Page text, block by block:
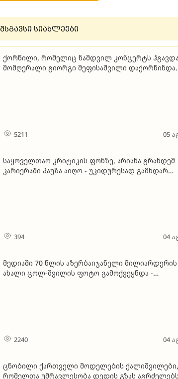
მსგავსი სიახლეები
ქორწილი, რომელიც ნამდვილ კონცერტს
მომღერალი გიორგი მეფისაშვილი დაქორწინდა
5211 05
საყოველთაო კრიტიკის ფონზე, არიანა გრანდემ
კარიერაში პაუზა აიღო - უკიდურესად გამხდარ
394 04
მედიაში 70 წლის აზერბაიჯანელი მილიარდერის
ახალი ცოლ-შვილის ფოტო გამოქვეყნდა -
2240 04
ცნობილი ქართველი მოდელების ქალიშვილები,
რომელთა უმრავლესობა დედის გზას აგრძელებს